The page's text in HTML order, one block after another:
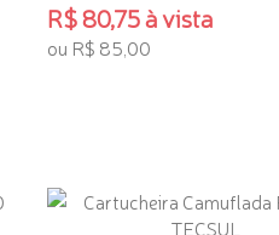
R$ 80,75 à vista
ou R$ 85,00